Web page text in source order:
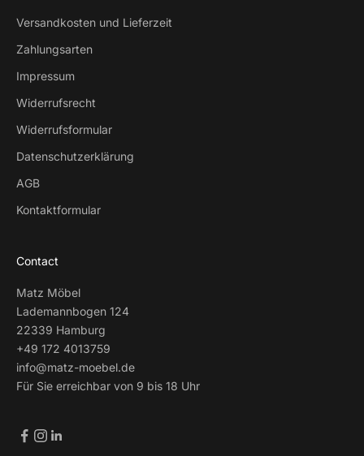
Versandkosten und Lieferzeit
Zahlungsarten
Impressum
Widerrufsrecht
Widerrufsformular
Datenschutzerklärung
AGB
Kontaktformular
Contact
Matz Möbel
Lademannbogen 124
22339 Hamburg
+49 172 4013759
info@matz-moebel.de
Für Sie erreichbar von 9 bis 18 Uhr